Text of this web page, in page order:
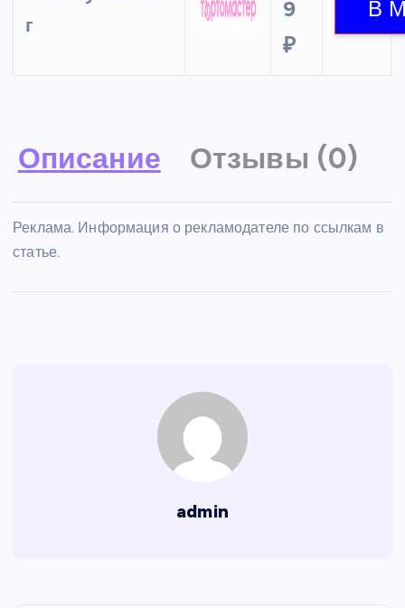
г
9
₽
Описание Отзывы (0)
Реклама. Информация о рекламодателе по ссылкам в
статье.
admin